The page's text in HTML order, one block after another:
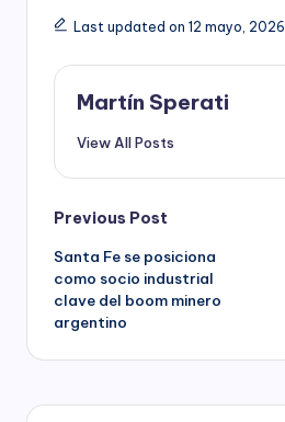
Last updated on 12 mayo, 2026
Martín Sperati
View All Posts
Post
navigation
Previous Post
Santa Fe se posiciona
como socio industrial
clave del boom minero
argentino